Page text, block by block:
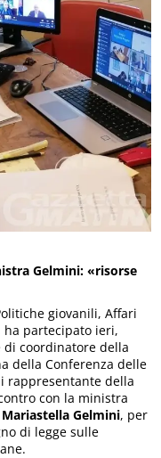
Gelmini: «risorse
giovanili, Affari
ha partecipato ieri,
coordinatore della
della Conferenza delle
rappresentante della
con la ministra
Mariastella Gelmini, per
di legge sulle